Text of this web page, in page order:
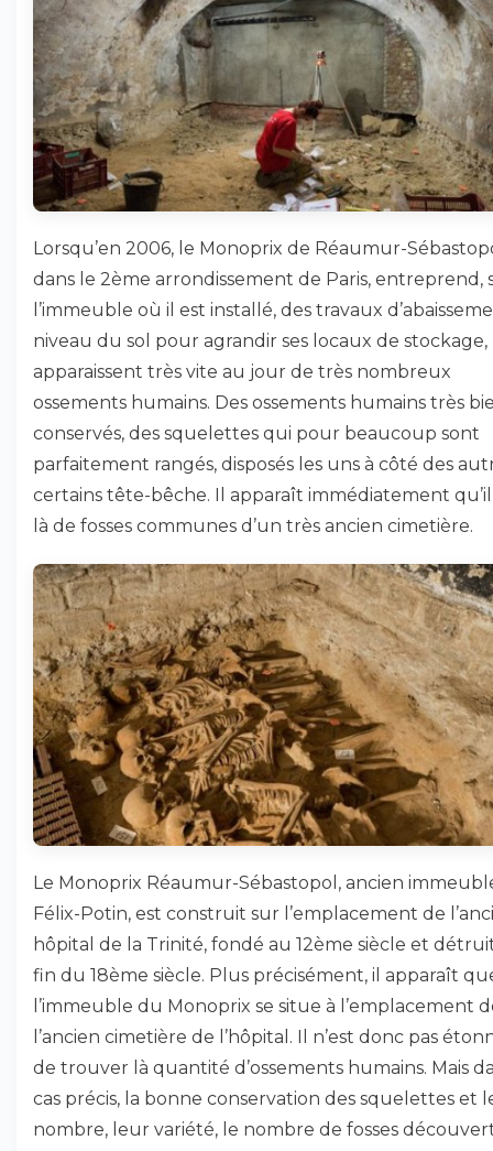
Lorsqu’en 2006, le Monoprix de Réaumur-
dans le 2ème arrondissement de Paris, entreprend,
l’immeuble où il est installé, des travaux
niveau du sol pour agrandir ses locaux de stockage,
apparaissent très vite au jour de très nombreux
ossements humains. Des ossements humains très
conservés, des squelettes qui pour beaucoup sont
parfaitement rangés, disposés les uns à côté des
certains tête-bêche. Il apparaît immédiatement qu’il
là de fosses communes d’un très ancien cimetière.
Le Monoprix Réaumur-Sébastopol, ancien
Félix-Potin, est construit sur l’emplacement de
hôpital de la Trinité, fondé au 12ème siècle et
fin du 18ème siècle. Plus précisément, il apparaît
l’immeuble du Monoprix se situe à l’emplacement
l’ancien cimetière de l’hôpital. Il n’est donc pas
de trouver là quantité d’ossements humains. Mais
cas précis, la bonne conservation des squelettes et
nombre, leur variété, le nombre de fosses